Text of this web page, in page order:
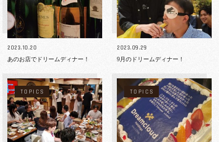
2023.10.20
あのお店でドリームディナー！
2023.09.29
9月のドリームディナー！
TOPICS TOPICS